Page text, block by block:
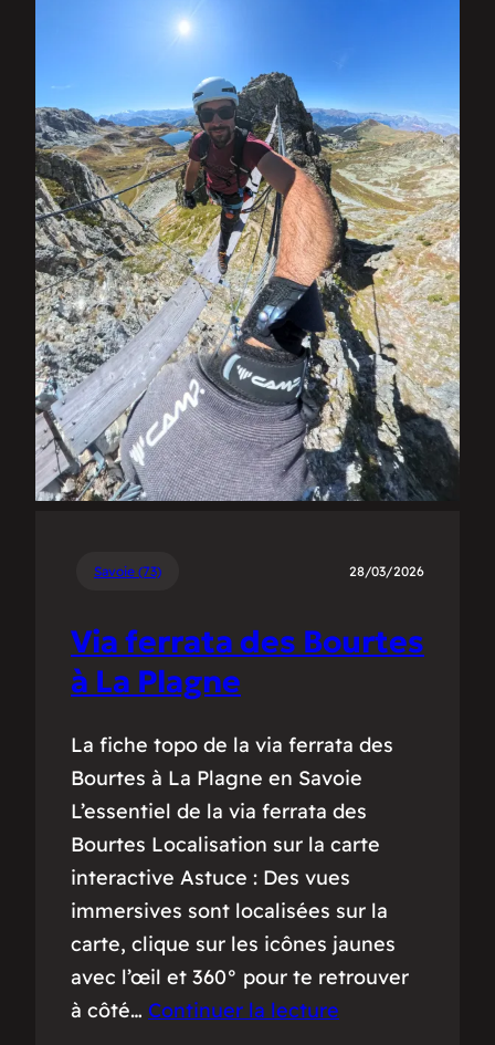
Savoie (73) 28/03/2026
Via ferrata des Bourtes
à La Plagne
La fiche topo de la via ferrata des
Bourtes à La Plagne en Savoie
L’essentiel de la via ferrata des
Bourtes Localisation sur la carte
interactive Astuce : Des vues
immersives sont localisées sur la
carte, clique sur les icônes jaunes
avec l’œil et 360° pour te retrouver
à côté… Continuer la lecture